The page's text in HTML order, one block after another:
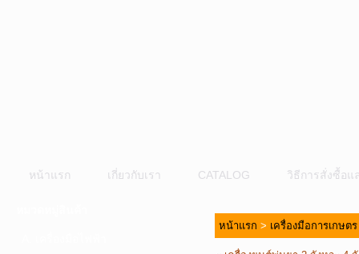
หน้าแรก เกี่ยวกับเรา CATALOG วิธีการสั่งซื้อแ
หน้าแรก > เครื่องมือการเกษตร